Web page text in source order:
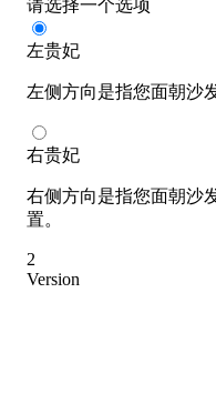
请选择一个选项
左贵妃
左侧方向是指您面朝沙
右贵妃
右侧方向是指您面朝沙
置。
2
Version